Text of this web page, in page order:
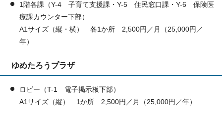
1階各課（Y-4 子育て支援課・Y-5 住民窓口課・Y-6 保険医
療課カウンター下部）
A1サイズ（縦・横） 各1か所 2,500円／月（25,000円／
年）
ゆめたろうプラザ
ロビー（T-1 電子掲示板下部）
A1サイズ（縦） 1か所 2,500円／月（25,000円／年）